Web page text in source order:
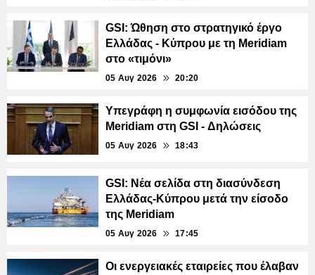
GSI: Ώθηση στο στρατηγικό έργο
Ελλάδας - Κύπρου με τη Meridiam
στο «τιμόνι»
05 Αυγ 2026 20:20
Υπεγράφη η συμφωνία εισόδου της
Meridiam στη GSI - Δηλώσεις
05 Αυγ 2026 18:43
GSI: Νέα σελίδα στη διασύνδεση
Ελλάδας-Κύπρου μετά την είσοδο
της Meridiam
05 Αυγ 2026 17:45
Οι ενεργειακές εταιρείες που έλαβαν